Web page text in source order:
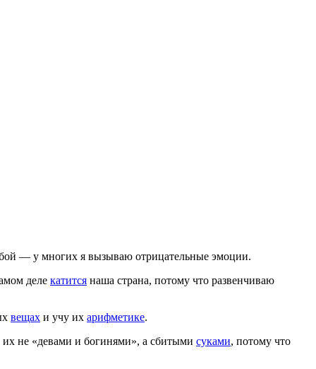
— у многих я вызываю отрицательные эмоции.
деле катится наша страна, потому что развенчиваю
вещах и учу их арифметике.
не «девами и богинями», а сбитыми суками, потому что